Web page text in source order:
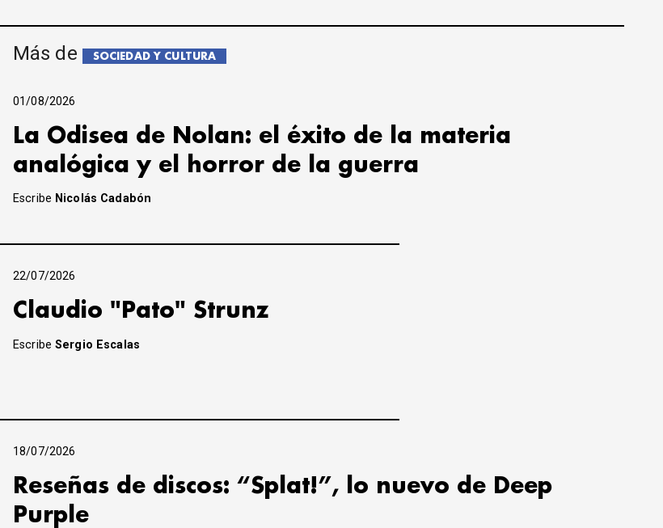
Más de SOCIEDAD Y CULTURA
01/08/2026
La Odisea de Nolan: el éxito de la materia
analógica y el horror de la guerra
Escribe Nicolás Cadabón
22/07/2026
Claudio "Pato" Strunz
EscribeSergio Escalas
18/07/2026
Reseñas de discos: “Splat!”, lo nuevo de Deep
Purple